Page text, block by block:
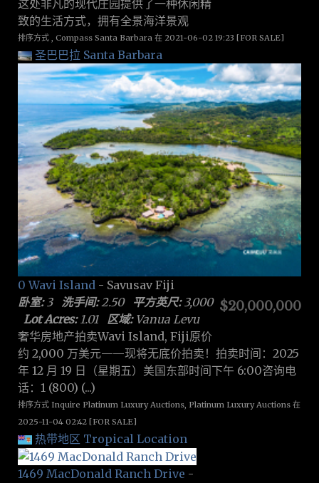
这处非凡的现代庄园提供了一种休闲精
致的生活方式，拥有全景海洋景观
排序方式 , Compass Santa Barbara 在 2021-06-02 19:23 [FOR SALE]
圣巴巴拉 Santa Barbara
$20,000,000
0 Wavi Island - Savusav Fiji
卧室:3 洗手间:2.50 平方英尺:3,000
Lot Acres:1.01 区域:Vanua Levu
奢华房地产拍卖Wavi Island, Fiji原价
约 2,000 万美元——现将无底价拍卖！拍卖时间：2025
年 12 月 19 日（星期五）美国东部时间下午 6:00咨询电
话：1 (800) (...)
排序方式 Inquire Platinum Luxury Auctions, Platinum Luxury Auctions 在
2025-11-04 02:42 [FOR SALE]
热带地区 Tropical Location
1469 MacDonald Ranch Drive -